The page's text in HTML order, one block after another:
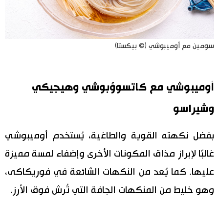
سومين مع أوميبوشي (© بيكستا)
أوميبوشي مع كاتسوؤبوشي وهيجيكي
وشيراسو
بفضل نكهته القوية والطاغية، يُستخدم أوميبوشي
غالبًا لإبراز مذاق المكونات الأخرى وإضفاء لمسة مميزة
عليها. كما يُعد من النكهات الشائعة في فوريكاكى،
وهو خليط من المنكهات الجافة التي تُرش فوق الأرز.